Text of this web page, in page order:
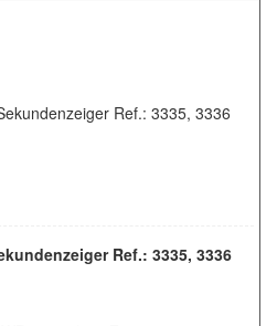
Ref.: 3335, 3336